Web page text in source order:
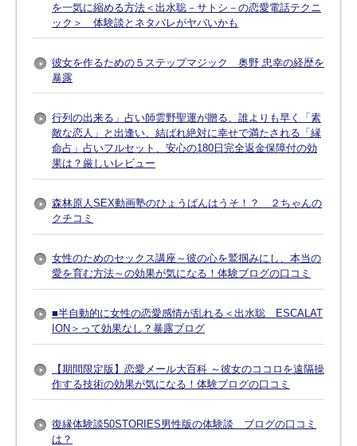
を一気に縮める方法＜出水聡－サトシ－の恋愛電話テクニ
ック＞ 体験談とネタバレがヤバいかも
彼女を作るための５ステップマジック 奥野 忠幸の経歴を
暴露
行列の出来る」占い師雲野聖運が贈る、誰よりも早く「素
敵な恋人」と出逢い、結ばれ絶対に幸せで満たされる「縁
命占」占いフルセット、安心の180日完全返金保障付の効
果は？厳しいレビュー
森林原人SEX動画塾のひょうばんはうそ！？ ２ちゃんの
クチコミ
女性のためのセックス講座～彼の心を鷲掴みにし、本当の
愛を育む方法～の効果が気になる！体験ブログの口コミ
■半自動的に女性の恋愛感情が乱れる＜出水聡 ESCALAT
ION＞って効果なし？暴露ブログ
【期間限定版】恋愛メール大百科 ～彼女のココロを遠隔操
作する技術の効果が気になる！体験ブログの口コミ
復縁体験談50STORIES男性版の体験談 ブログの口コミ
は？